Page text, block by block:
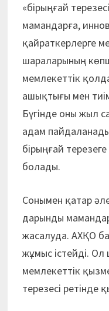
«бірыңғай
мамандарға,
қайраткерлерге
шараларының
мемлекеттік
ашықтығы мен
Бүгінде оны жыл
адам
бірыңғай
болады.
Сонымен қатар
дарынды
жасалуда. АХҚО
жұмыс істейді.
мемлекеттік
терезесі ретінде